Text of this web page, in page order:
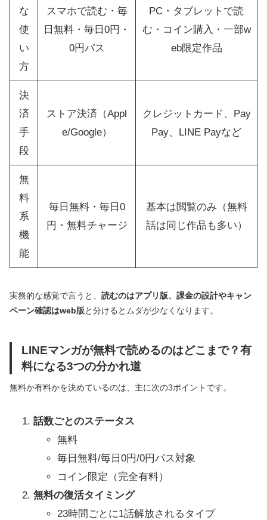
な
使
い
方
スマホで読む・毎
日無料・毎日0円・
0円パス
PC・タブレットで読
む・コイン購入・一部w
eb限定作品
決
済
手
段
ストア決済（Appl
e/Google）
クレジットカード、Pay
Pay、LINE Payなど
無
料
系
機
能
毎日無料・毎日0
円・無料チャージ
基本は閲覧のみ（無料
話は同じ作品も多い）
実務的な感覚で言うと、 読むのはアプリ版、課金の設計やキャン
ペーン確認はweb版と分けるとムダが少なくなります。
LINEマンガが無料で読めるのはどこまで？有
料になる3つの分かれ道
無料か有料かを決めているのは、主に次の3ポイントです。
話数ごとのステータス
無料
毎日無料/毎日0円/0円パス対象
コイン限定（完全有料）
無料の復活タイミング
23時間ごとに1話解放されるタイプ